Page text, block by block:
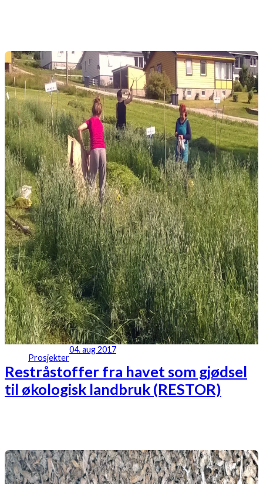
Prosjekter
04. aug 2017
Restråstoffer fra havet som gjødsel
til økologisk landbruk (RESTOR)